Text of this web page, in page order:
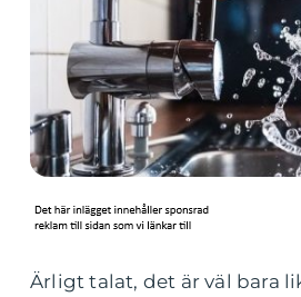
Ärligt talat, det är väl bara